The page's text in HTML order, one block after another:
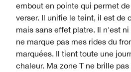
embout en pointe qui permet
verser. Il unifie le teint, il est de
mais sans effet platre. Il n'est
ne marque pas mes rides du
marquées. Il tient toute une
chaleur. Ma zone T ne brille